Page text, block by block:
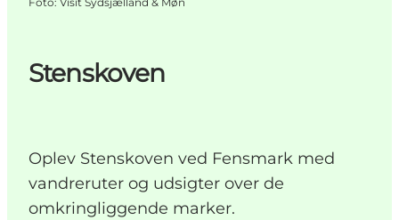
Stenskoven
Oplev Stenskoven ved Fensmark med
vandreruter og udsigter over de
omkringliggende marker.